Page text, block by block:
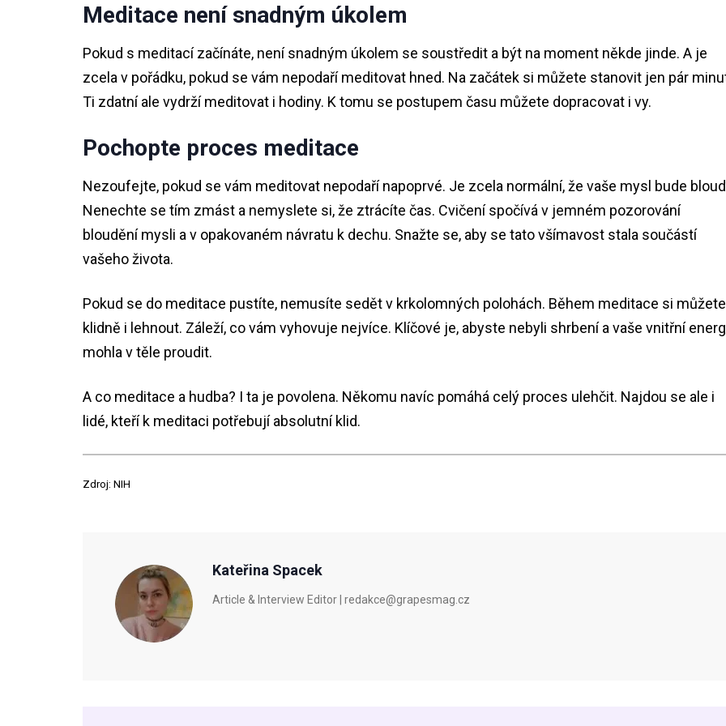
Meditace není snadným úkolem
Pokud s meditací začínáte, není snadným úkolem se soustředit a být na moment někde jinde. A je
zcela v pořádku, pokud se vám nepodaří meditovat hned. Na začátek si můžete stanovit jen pár
Ti zdatní ale vydrží meditovat i hodiny. K tomu se postupem času můžete dopracovat i vy.
Pochopte proces meditace
Nezoufejte, pokud se vám meditovat nepodaří napoprvé. Je zcela normální, že vaše mysl bude
Nenechte se tím zmást a nemyslete si, že ztrácíte čas. Cvičení spočívá v jemném pozorování
bloudění mysli a v opakovaném návratu k dechu. Snažte se, aby se tato všímavost stala součástí
vašeho života.
Pokud se do meditace pustíte, nemusíte sedět v krkolomných polohách. Během meditace si můžete
klidně i lehnout. Záleží, co vám vyhovuje nejvíce. Klíčové je, abyste nebyli shrbení a vaše vnitřní
mohla v těle proudit.
A co meditace a hudba? I ta je povolena. Někomu navíc pomáhá celý proces ulehčit. Najdou se ale i
lidé, kteří k meditaci potřebují absolutní klid.
Zdroj: NIH
Kateřina Spacek
Article & Interview Editor | redakce@grapesmag.cz